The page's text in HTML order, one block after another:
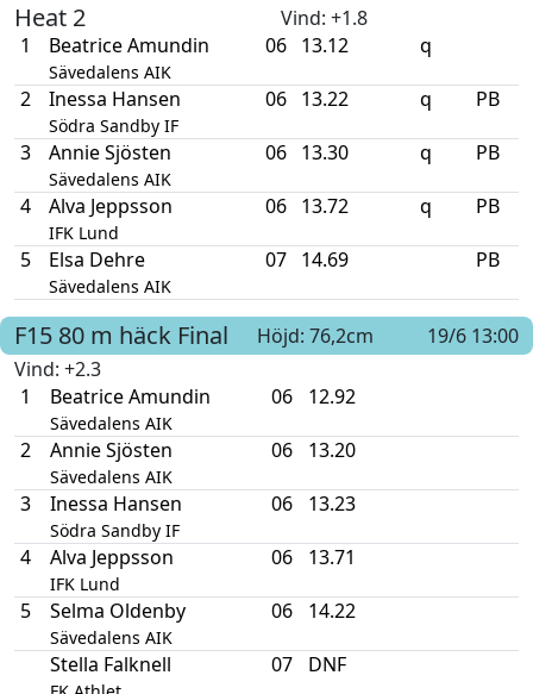
Heat 2 Vind: +1.8
1
Beatrice Amundin
Sävedalens AIK
06 13.12 q
2 Inessa Hansen
Södra Sandby IF
06 13.22 q PB
3 Annie Sjösten
Sävedalens AIK
06 13.30 q PB
4 Alva Jeppsson
IFK Lund
06 13.72 q PB
5 Elsa Dehre
Sävedalens AIK
07 14.69 PB
F15 80 m häck Final Höjd: 76,2cm
19/6 13:00
Vind: +2.3
1
Beatrice Amundin
Sävedalens AIK
06 12.92
2 Annie Sjösten
Sävedalens AIK
06 13.20
3 Inessa Hansen
Södra Sandby IF
06 13.23
4 Alva Jeppsson
IFK Lund
06 13.71
5 Selma Oldenby
Sävedalens AIK
06 14.22
Stella Falknell 07 DNF